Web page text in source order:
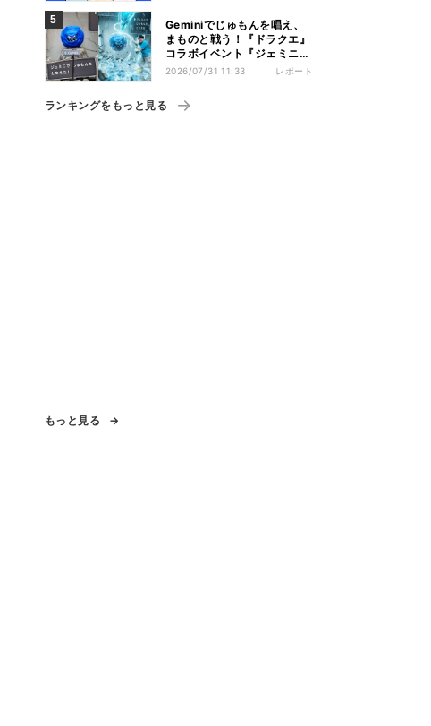
Geminiでじゅもんを唱え、
まものと戦う！『ドラクエ』
コラボイベント『ジェミニク
エスト』を体験してきた
2026/07/31 11:33 レポート
ランキングをもっと見る
もっと見る